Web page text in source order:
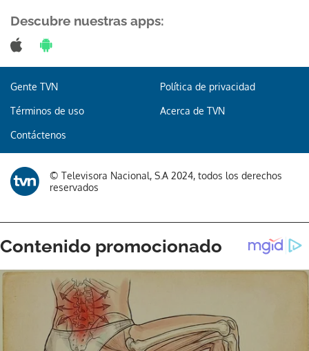
Descubre nuestras apps:
Gente TVN Política de privacidad
Términos de uso Acerca de TVN
Contáctenos
© Televisora Nacional, S.A 2024, todos los derechos
reservados